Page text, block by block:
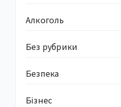
Алкоголь
Без рубрики
Безпека
Бізнес